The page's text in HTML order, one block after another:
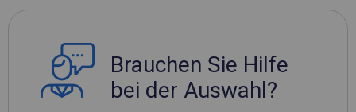
Brauchen Sie Hilfe
bei der Auswahl?